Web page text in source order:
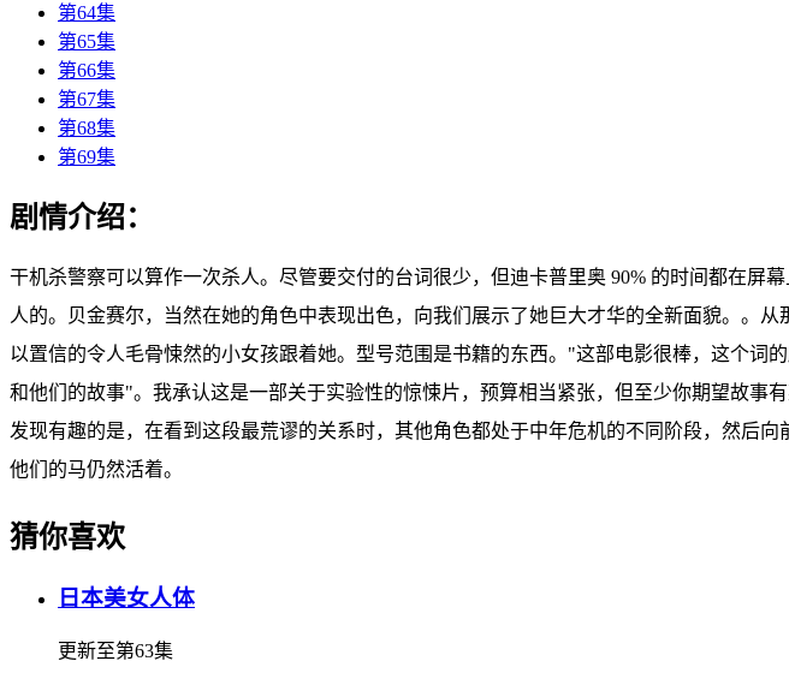
第64集
第65集
第66集
第67集
第68集
第69集
剧情介绍：
干机杀警察可以算作一次杀人。尽管要交付的台词很少，但迪卡普里奥 90% 的时间都在屏
人的。贝金赛尔，当然在她的角色中表现出色，向我们展示了她巨大才华的全新面貌。。
以置信的令人毛骨悚然的小女孩跟着她。型号范围是书籍的东西。"这部电影很棒，这个词
和他们的故事"。我承认这是一部关于实验性的惊悚片，预算相当紧张，但至少你期望故
发现有趣的是，在看到这段最荒谬的关系时，其他角色都处于中年危机的不同阶段，然后
他们的马仍然活着。
猜你喜欢
日本美女人体
更新至第63集